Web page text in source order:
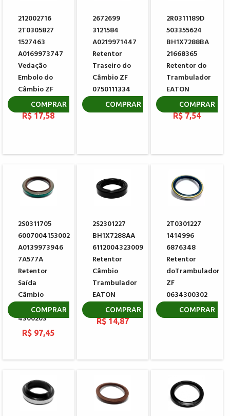
212002716
2T0305827
1527463
A0169973747
Vedação
Embolo do
Câmbio ZF
0734317150
R$ 17,58
COMPRAR
2672699
3121584
A0219971447
Retentor
Traseiro do
Câmbio ZF
0750111334
R$ 105,83
COMPRAR
2R0311189D
503355624
BH1X7288BA
21668365
Retentor do
Trambulador
EATON
3362069
R$ 7,54
COMPRAR
2S0311705
6007004153002
A0139973946
7A577A
Retentor
Saída
Câmbio
EATON
4300203
R$ 97,45
COMPRAR
2S2301227
BH1X7288AA
6112004323009
Retentor
Câmbio
Trambulador
EATON
3003867
R$ 14,87
COMPRAR
2T0301227
1414996
6876348
Retentor
doTrambulador
ZF
0634300302
R$ 12,86
COMPRAR